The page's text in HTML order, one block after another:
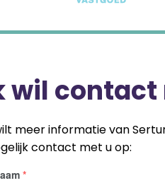
wil
meer informatie van
contact met u op:
*